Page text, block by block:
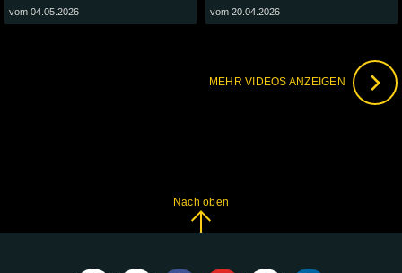
vom 04.05.2026 vom 20.04.2026
MEHR VIDEOS ANZEIGEN
Nach oben